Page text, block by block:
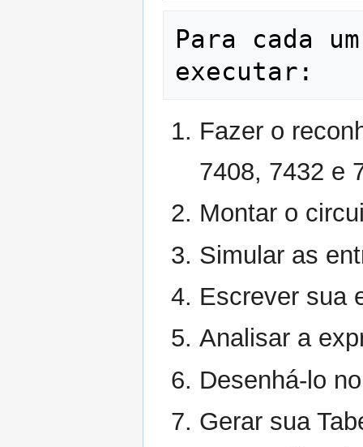
Para cada
Fazer o
7408, 7432 e
Montar o
Simular as
Escrever sua
Analisar a
Desenhá-lo
Gerar sua